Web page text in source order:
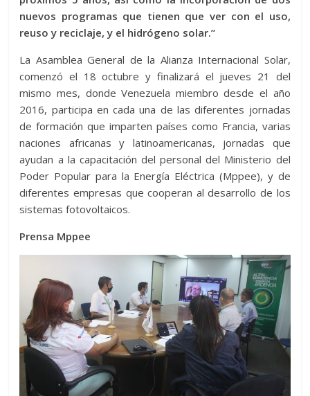
nuevos programas que tienen que ver con el uso,
reuso y reciclaje, y el hidrógeno solar.”
La Asamblea General de la Alianza Internacional Solar,
comenzó el 18 octubre y finalizará el jueves 21 del
mismo mes, donde Venezuela miembro desde el año
2016, participa en cada una de las diferentes jornadas
de formación que imparten países como Francia, varias
naciones africanas y latinoamericanas, jornadas que
ayudan a la capacitación del personal del Ministerio del
Poder Popular para la Energía Eléctrica (Mppee), y de
diferentes empresas que cooperan al desarrollo de los
sistemas fotovoltaicos.
Prensa Mppee